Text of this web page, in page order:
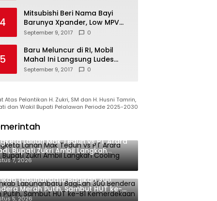
4
Mitsubishi Beri Nama Bayi
Barunya Xpander, Low MPV
Pesaing Avanza cs
September 9, 2017 0
5
Baru Meluncur di RI, Mobil
Mahal Ini Langsung Ludes
Terjual
September 9, 2017 0
Atas Pelantikan H. Zukri, SM dan H. Husni Tamrin,
dan Wakil Bupati Pelalawan Periode 2025-2030
Lahan Mak Teduh vs PT Arara
Bupati Zukri Ambil Langkah
Down
7, 2026
Labuhanbatu Bagikan 300
Merah Putih, Sambut HUT ke-81
RI
5, 2026